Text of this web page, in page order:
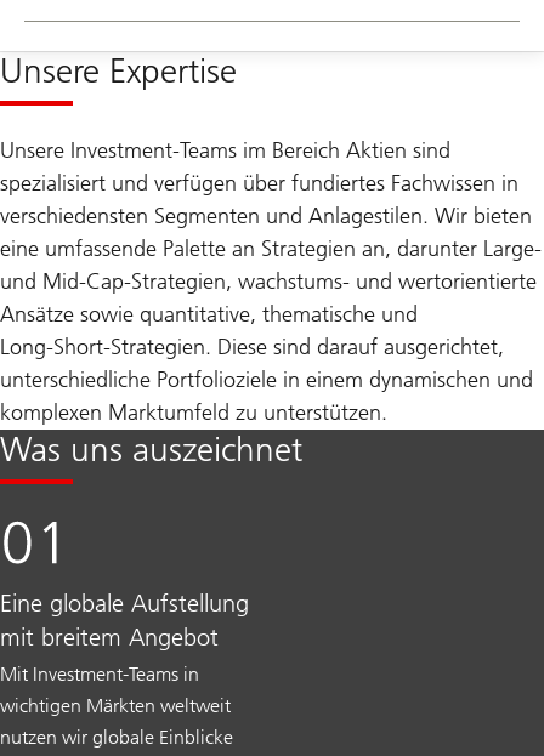
Unsere Expertise
Unsere Investment-Teams im Bereich Aktien sind
spezialisiert und verfügen über fundiertes Fachwissen in
verschiedensten Segmenten und Anlagestilen. Wir bieten
eine umfassende Palette an Strategien an, darunter Large‑
und Mid‑Cap‑Strategien, wachstums‑ und wertorientierte
Ansätze sowie quantitative, thematische und
Long‑Short‑Strategien. Diese sind darauf ausgerichtet,
unterschiedliche Portfolioziele in einem dynamischen und
komplexen Marktumfeld zu unterstützen.
Was uns auszeichnet
Eine globale Aufstellung
mit breitem Angebot
Mit Investment-Teams in
wichtigen Märkten weltweit
nutzen wir globale Einblicke